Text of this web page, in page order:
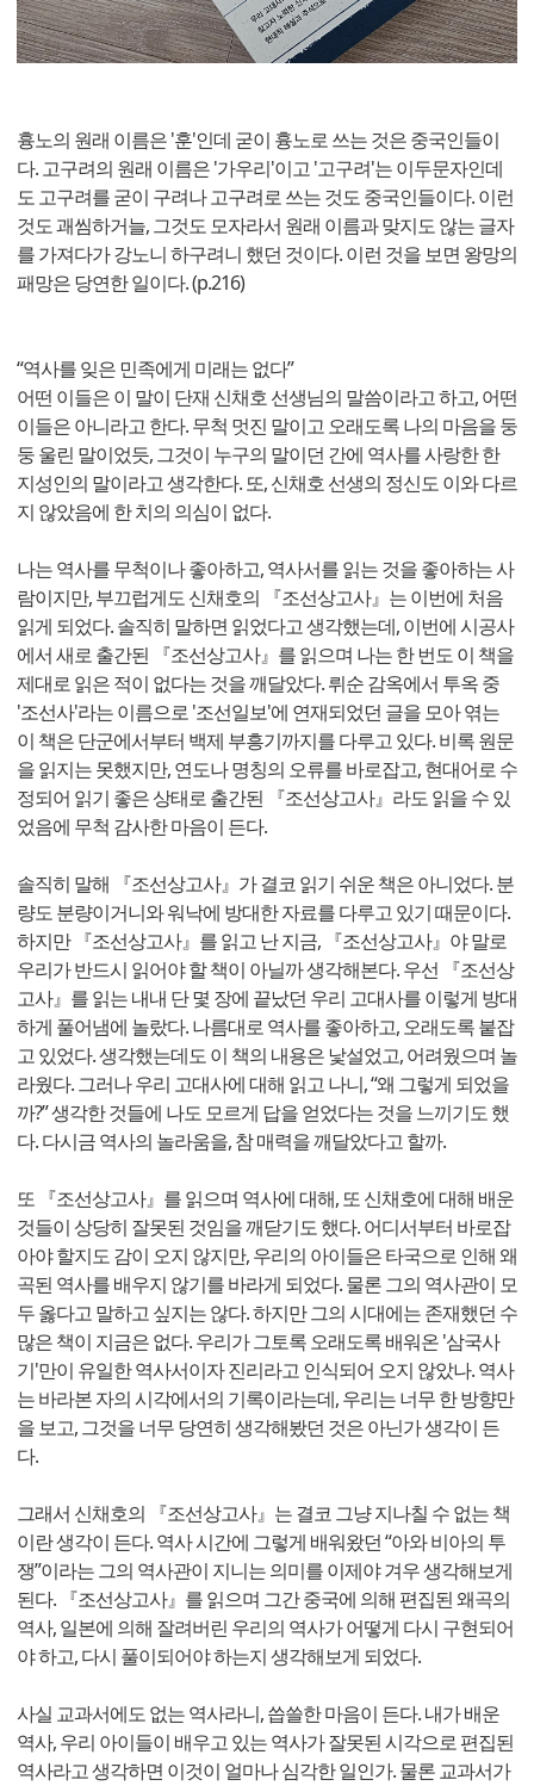
흉노의 원래 이름은 '훈'인데 굳이 흉노로 쓰는 것은 중국인들이
다. 고구려의 원래 이름은 '가우리'이고 '고구려'는 이두문자인데
도 고구려를 굳이 구려나 고구려로 쓰는 것도 중국인들이다. 이런
것도 괘씸하거늘, 그것도 모자라서 원래 이름과 맞지도 않는 글자
를 가져다가 강노니 하구려니 했던 것이다. 이런 것을 보면 왕망의
패망은 당연한 일이다. (p.216)
“역사를 잊은 민족에게 미래는 없다”
어떤 이들은 이 말이 단재 신채호 선생님의 말씀이라고 하고, 어떤
이들은 아니라고 한다. 무척 멋진 말이고 오래도록 나의 마음을 둥
둥 울린 말이었듯, 그것이 누구의 말이던 간에 역사를 사랑한 한
지성인의 말이라고 생각한다. 또, 신채호 선생의 정신도 이와 다르
지 않았음에 한 치의 의심이 없다.
나는 역사를 무척이나 좋아하고, 역사서를 읽는 것을 좋아하는 사
람이지만, 부끄럽게도 신채호의 『조선상고사』는 이번에 처음
읽게 되었다. 솔직히 말하면 읽었다고 생각했는데, 이번에 시공사
에서 새로 출간된 『조선상고사』를 읽으며 나는 한 번도 이 책을
제대로 읽은 적이 없다는 것을 깨달았다. 뤼순 감옥에서 투옥 중
'조선사'라는 이름으로 '조선일보'에 연재되었던 글을 모아 엮는
이 책은 단군에서부터 백제 부흥기까지를 다루고 있다. 비록 원문
을 읽지는 못했지만, 연도나 명칭의 오류를 바로잡고, 현대어로 수
정되어 읽기 좋은 상태로 출간된 『조선상고사』라도 읽을 수 있
었음에 무척 감사한 마음이 든다.
솔직히 말해 『조선상고사』가 결코 읽기 쉬운 책은 아니었다. 분
량도 분량이거니와 워낙에 방대한 자료를 다루고 있기 때문이다.
하지만 『조선상고사』를 읽고 난 지금, 『조선상고사』야 말로
우리가 반드시 읽어야 할 책이 아닐까 생각해본다. 우선 『조선상
고사』를 읽는 내내 단 몇 장에 끝났던 우리 고대사를 이렇게 방대
하게 풀어냄에 놀랐다. 나름대로 역사를 좋아하고, 오래도록 붙잡
고 있었다. 생각했는데도 이 책의 내용은 낯설었고, 어려웠으며 놀
라웠다. 그러나 우리 고대사에 대해 읽고 나니, “왜 그렇게 되었을
까?” 생각한 것들에 나도 모르게 답을 얻었다는 것을 느끼기도 했
다. 다시금 역사의 놀라움을, 참 매력을 깨달았다고 할까.
또 『조선상고사』를 읽으며 역사에 대해, 또 신채호에 대해 배운
것들이 상당히 잘못된 것임을 깨닫기도 했다. 어디서부터 바로잡
아야 할지도 감이 오지 않지만, 우리의 아이들은 타국으로 인해 왜
곡된 역사를 배우지 않기를 바라게 되었다. 물론 그의 역사관이 모
두 옳다고 말하고 싶지는 않다. 하지만 그의 시대에는 존재했던 수
많은 책이 지금은 없다. 우리가 그토록 오래도록 배워온 '삼국사
기'만이 유일한 역사서이자 진리라고 인식되어 오지 않았나. 역사
는 바라본 자의 시각에서의 기록이라는데, 우리는 너무 한 방향만
을 보고, 그것을 너무 당연히 생각해봤던 것은 아닌가 생각이 든
다.
그래서 신채호의 『조선상고사』는 결코 그냥 지나칠 수 없는 책
이란 생각이 든다. 역사 시간에 그렇게 배워왔던 “아와 비아의 투
쟁”이라는 그의 역사관이 지니는 의미를 이제야 겨우 생각해보게
된다. 『조선상고사』를 읽으며 그간 중국에 의해 편집된 왜곡의
역사, 일본에 의해 잘려버린 우리의 역사가 어떻게 다시 구현되어
야 하고, 다시 풀이되어야 하는지 생각해보게 되었다.
사실 교과서에도 없는 역사라니, 씁쓸한 마음이 든다. 내가 배운
역사, 우리 아이들이 배우고 있는 역사가 잘못된 시각으로 편집된
역사라고 생각하면 이것이 얼마나 심각한 일인가. 물론 교과서가